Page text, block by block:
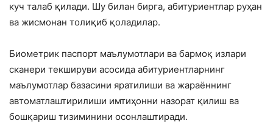
куч талаб қилади. Шу билан бирга, абитуриентлар руҳан
ва жисмонан толиқиб қоладилар.
Биометрик паспорт маълумотлари ва бармоқ излари
сканери текшируви асосида абитуриентларнинг
маълумотлар базасини яратилиши ва жараённинг
автоматлаштирилиши имтиҳонни назорат қилиш ва
бошқариш тизиминини осонлаштиради.